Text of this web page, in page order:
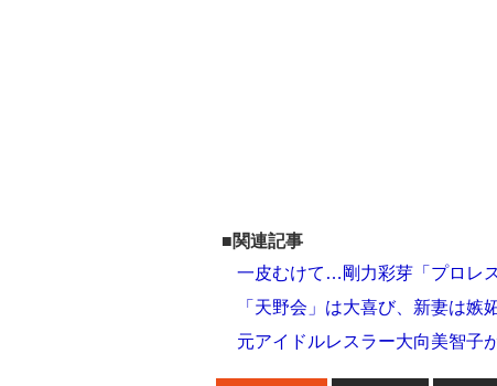
■関連記事
一皮むけて…剛力彩芽「プロレ
「天野会」は大喜び、新妻は
元アイドルレスラー大向美智子